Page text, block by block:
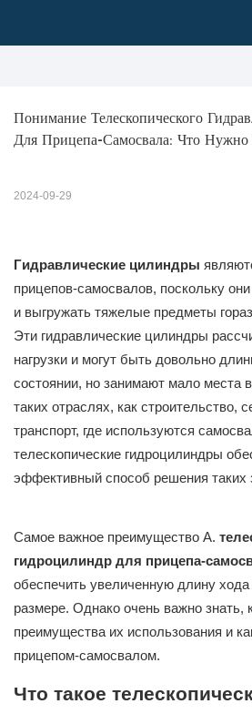
Понимание Телескопического
Для Прицепа-Самосвала: Что Нужно
2024-09-29
Гидравлические цилиндры
прицепов-самосвалов, поскольку
и выгружать тяжелые предметы
Эти гидравлические цилиндры
нагрузки и могут быть довольно
состоянии, но занимают мало места
таких отраслях, как строительство,
транспорт, где используются
телескопические гидроцилиндры
эффективный способ решения таких
Самое важное преимущество А.
гидроцилиндр для прицепа-
обеспечить увеличенную длину
размере. Однако очень важно знать,
преимущества их использования и
прицепом-самосвалом.
Что такое